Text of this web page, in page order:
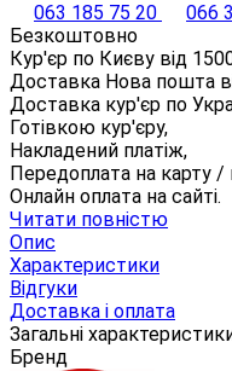
063 185 75 20
066
Безкоштовно
Кур'єр по Києву від
Доставка Нова пошта
Доставка кур'єр по
Готівкою кур'єру,
Накладений платіж,
Передоплата на карту /
Онлайн оплата на сайті.
Читати повністю
Опис
Характеристики
Відгуки
Доставка і оплата
Загальні
Бренд